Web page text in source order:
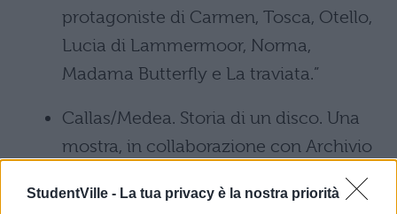
StudentVille - La tua privacy è la nostra priorità
protagoniste di Carmen, Tosca, Otello,
Lucia di Lammermoor, Norma,
Madama Butterfly e La traviata.”
Callas/Medea. Storia di un disco. Una
mostra, in collaborazione con Archivio
storia della Medea di Luigi Cherubini